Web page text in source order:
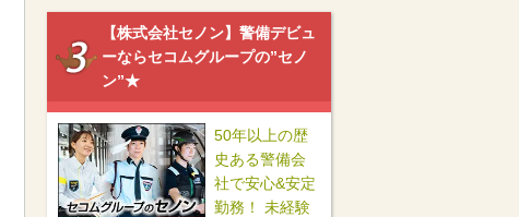
【株式会社セノン】警備デビュ
ーならセコムグループの”セノ
ン”★
50年以上の歴
史ある警備会
社で安心&安定
勤務！ 未経験